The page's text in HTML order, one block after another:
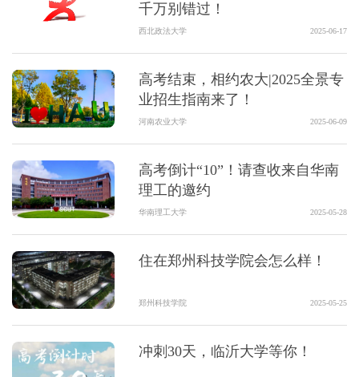
千万别错过！
西北政法大学 2025-06-17
高考结束，相约农大|2025全景专
业招生指南来了！
河南农业大学 2025-06-09
高考倒计“10”！请查收来自华南
理工的邀约
华南理工大学 2025-05-28
住在郑州科技学院会怎么样！
郑州科技学院 2025-05-25
冲刺30天，临沂大学等你！